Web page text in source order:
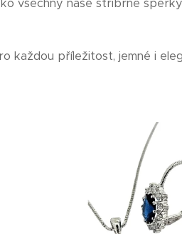
všechny naše stříbrné
každou příležitost, jemné i